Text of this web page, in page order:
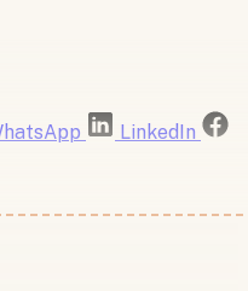
LinkedIn